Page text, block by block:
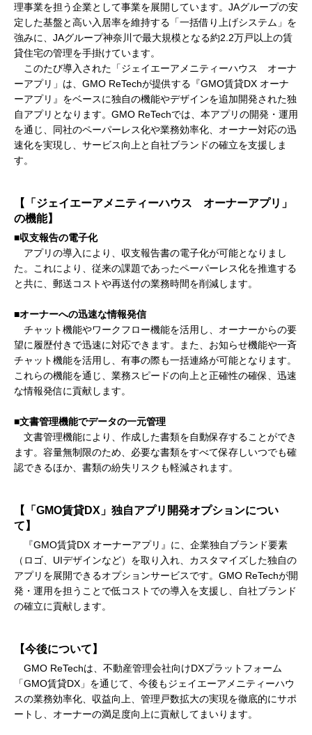
理事業を担う企業として事業を展開しています。JAグループの安
定した基盤と高い入居率を維持する「一括借り上げシステム」を
強みに、JAグループ神奈川で最大規模となる約2.2万戸以上の賃
貸住宅の管理を手掛けています。
このたび導入された「ジェイエーアメニティーハウス オーナ
ーアプリ」は、GMO ReTechが提供する『GMO賃貸DX オーナ
ーアプリ』をベースに独自の機能やデザインを追加開発された独
自アプリとなります。GMO ReTechでは、本アプリの開発・運用
を通じ、同社のペーパーレス化や業務効率化、オーナー対応の迅
速化を実現し、サービス向上と自社ブランドの確立を支援しま
す。
【「ジェイエーアメニティーハウス オーナーアプリ」
の機能】
■収支報告の電子化
アプリの導入により、収支報告書の電子化が可能となりまし
た。これにより、従来の課題であったペーパーレス化を推進する
と共に、郵送コストや再送付の業務時間を削減します。
■オーナーへの迅速な情報発信
チャット機能やワークフロー機能を活用し、オーナーからの要
望に履歴付きで迅速に対応できます。また、お知らせ機能や一斉
チャット機能を活用し、有事の際も一括連絡が可能となります。
これらの機能を通じ、業務スピードの向上と正確性の確保、迅速
な情報発信に貢献します。
■文書管理機能でデータの一元管理
文書管理機能により、作成した書類を自動保存することができ
ます。容量無制限のため、必要な書類をすべて保存しいつでも確
認できるほか、書類の紛失リスクも軽減されます。
【「GMO賃貸DX」独自アプリ開発オプションについ
て】
『GMO賃貸DX オーナーアプリ』に、企業独自ブランド要素
（ロゴ、UIデザインなど）を取り入れ、カスタマイズした独自の
アプリを展開できるオプションサービスです。GMO ReTechが開
発・運用を担うことで低コストでの導入を支援し、自社ブランド
の確立に貢献します。
【今後について】
GMO ReTechは、不動産管理会社向けDXプラットフォーム
「GMO賃貸DX」を通じて、今後もジェイエーアメニティーハウ
スの業務効率化、収益向上、管理戸数拡大の実現を徹底的にサポ
ートし、オーナーの満足度向上に貢献してまいります。